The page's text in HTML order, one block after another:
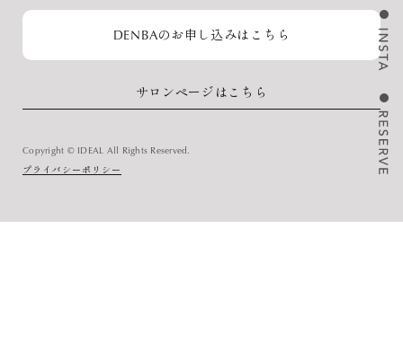
DENBAのお申し込みはこちら
サロンページはこちら
Copyright © IDEAL All Rights Reserved.
プライバシーポリシー